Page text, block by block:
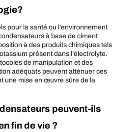
pour la santé ou l’environnement
à base de ciment
à des produits chimiques tels
présent dans l’électrolyte.
de manipulation et des
adéquats peuvent atténuer ces
une mise en œuvre sûre de la
peuvent-ils
fin de vie ?